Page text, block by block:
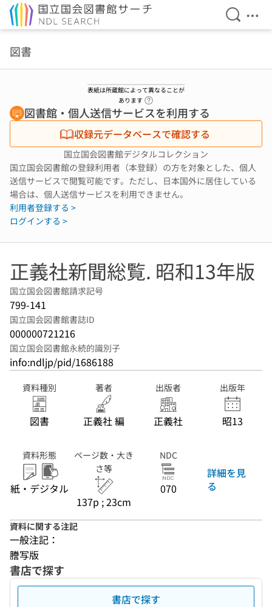
検索を
メ
図書
表紙は所蔵館によって異なることが
あります
図書館・個人送信サービスを利用する
収録元データベースで確認する
国立国会図書館デジタルコレクション
国立国会図書館の登録利用者（本登録）の方を対象とした、個人
送信サービスで閲覧可能です。ただし、日本国外に居住している
場合は、個人送信サービスを利用できません。
利用者登録する >
ログインする >
正義社新聞総覧. 昭和13年版
国立国会図書館請求記号
799-141
国立国会図書館書誌ID
000000721216
国立国会図書館永続的識別子
info:ndljp/pid/1686188
資料種別
図書
著者
正義社 編
出版者
正義社
出版年
昭13
資料形態
紙・デジタル
ページ数・大き
さ等
137p ; 23cm
NDC
070
詳細を見
る
資料に関する注記
一般注記：
謄写版
書店で探す
書店で探す